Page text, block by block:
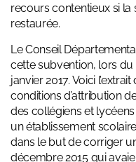
recours contentieux si la
restaurée.
Le Conseil
cette subvention, lors
janvier 2017. Voici
conditions d’attribution
des collégiens et
un établissement
dans le but de corriger
décembre 2015 qui